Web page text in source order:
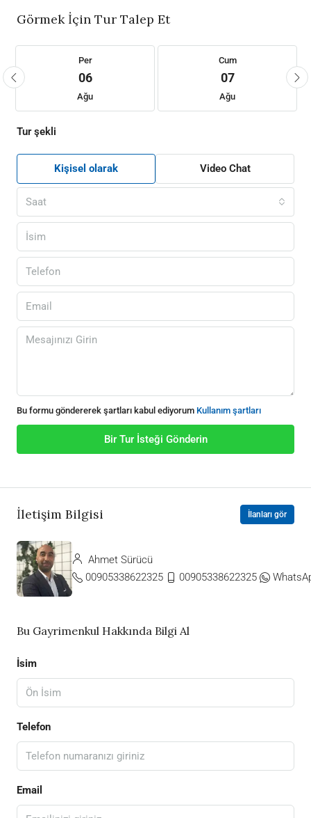
Görmek İçin Tur Talep Et
Per
06
Ağu
Cum
07
Ağu
Tur şekli
Kişisel olarak Video Chat
Saat
Bu formu göndererek şartları kabul ediyorum Kullanım şartları
Bir Tur İsteği Gönderin
İletişim Bilgisi İlanları gör
Ahmet Sürücü
00905338622325
00905338622325
Bu Gayrimenkul Hakkında Bilgi Al
İsim
Telefon
Email